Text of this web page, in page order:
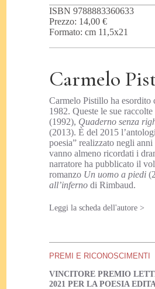
ISBN 9788883360633
Prezzo: 14,00 €
Formato: cm 11,5x21
Carmelo
Carmelo Pistillo ha esordito
1982. Queste le sue raccolte
(1992), Quaderno senza
(2013). È del 2015
poesia” realizzato negli
vanno almeno ricordati i
narratore ha pubblicato il
romanzo Un uomo a piedi
all’infernodi Rimbaud.
Leggi la scheda dell'autore >
PREMI E RICONOSCIMENTI
VINCITORE PREMIO
2021 PER LA POESIA